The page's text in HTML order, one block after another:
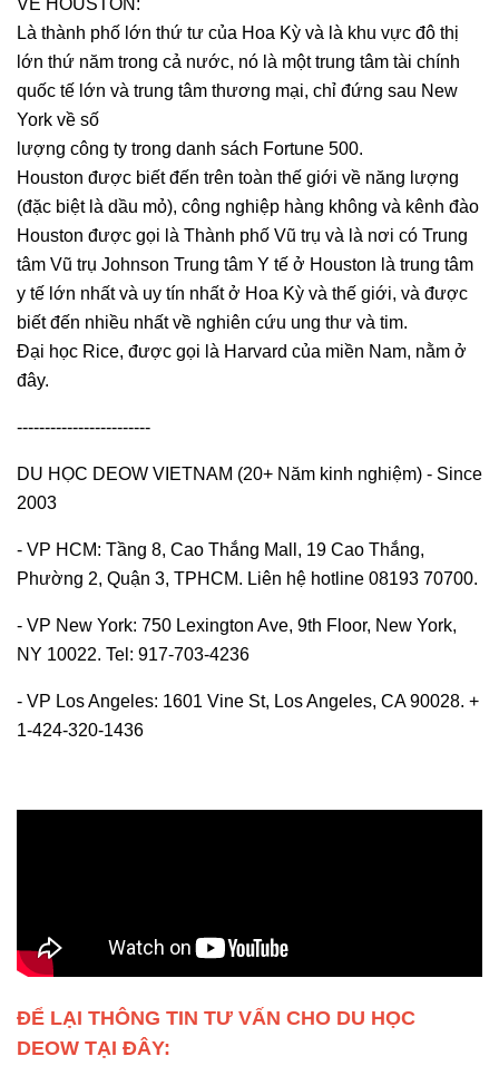
VỀ HOUSTON:
Là thành phố lớn thứ tư của Hoa Kỳ và là khu vực đô thị
lớn thứ năm trong cả nước, nó là một trung tâm tài chính
quốc tế lớn và trung tâm thương mại, chỉ đứng sau New
York về số
lượng công ty trong danh sách Fortune 500.
Houston được biết đến trên toàn thế giới về năng lượng
(đặc biệt là dầu mỏ), công nghiệp hàng không và kênh đào
Houston được gọi là Thành phố Vũ trụ và là nơi có Trung
tâm Vũ trụ Johnson Trung tâm Y tế ở Houston là trung tâm
y tế lớn nhất và uy tín nhất ở Hoa Kỳ và thế giới, và được
biết đến nhiều nhất về nghiên cứu ung thư và tim.
Đại học Rice, được gọi là Harvard của miền Nam, nằm ở
đây.
------------------------
DU HỌC DEOW VIETNAM (20+ Năm kinh nghiệm) - Since
2003
- VP HCM: Tầng 8, Cao Thắng Mall, 19 Cao Thắng,
Phường 2, Quận 3, TPHCM. Liên hệ hotline 08193 70700.
- VP New York: 750 Lexington Ave, 9th Floor, New York,
NY 10022. Tel: 917-703-4236
- VP Los Angeles: 1601 Vine St, Los Angeles, CA 90028. +
1-424-320-1436
ĐỂ LẠI THÔNG TIN TƯ VẤN CHO DU HỌC
DEOW TẠI ĐÂY: